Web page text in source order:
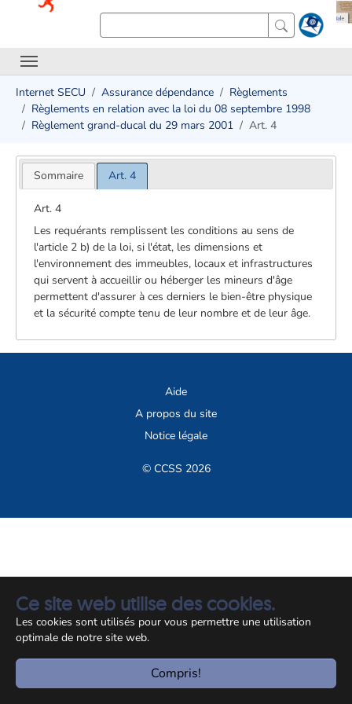
Ce site web utilise des cookies.
Les cookies sont utilisés pour vous permettre une utilisation
optimale de notre site web.
Compris!
Internet SECU Assurance dépendance
Règlements
Règlements en relation avec la loi du 08 septembre 1998
Règlement grand-ducal du 29 mars 2001
Art. 4
Sommaire Art. 4
Art. 4
Les requérants remplissent les conditions au sens de
l'article 2 b) de la loi, si l'état, les dimensions et
l'environnement des immeubles, locaux et infrastructures
qui servent à accueillir ou héberger les mineurs d'âge
permettent d'assurer à ces derniers le bien-être physique
et la sécurité compte tenu de leur nombre et de leur âge.
Aide
A propos du site
Notice légale
© CCSS 2026